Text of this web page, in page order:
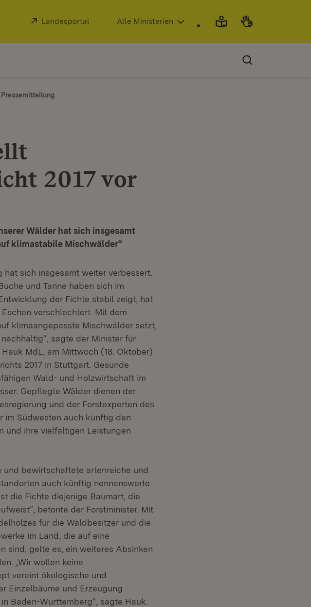
Extern:
Landesportal (Öffnet in neuem Fenster)
Alle Ministerien
Pressemitteilung
2017 vor
Wälder hat sich insgesamt
klimastabile Mischwälder“
hat sich insgesamt weiter verbessert.
und Tanne haben sich im
der Fichte stabil zeigt, hat
verschlechtert. Mit dem
klimaangepasste Mischwälder setzt,
sagte der Minister für
MdL, am Mittwoch (18. Oktober)
2017 in Stuttgart. Gesunde
Wald- und Holzwirtschaft im
Gepflegte Wälder dienen der
und der Forstexperten des
im Südwesten auch künftig den
und ihre vielfältigen Leistungen
und bewirtschaftete artenreiche und
auch künftig nennenswerte
die Fichte diejenige Baumart, die
betonte der Forstminister. Mit
für die Waldbesitzer und die
im Land, die auf eine
sind, gelte es, ein weiteres Absinken
„Wir wollen keine
vereint ökologische und
Einzelbäume und Erzeugung
Baden-Württemberg“, sagte Hauk.